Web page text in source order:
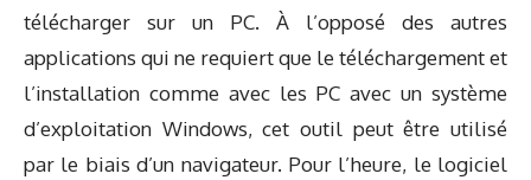
télécharger sur un PC. À l’opposé des autres
applications qui ne requiert que le téléchargement et
l’installation comme avec les PC avec un système
d’exploitation Windows, cet outil peut être utilisé
par le biais d’un navigateur. Pour l’heure, le logiciel